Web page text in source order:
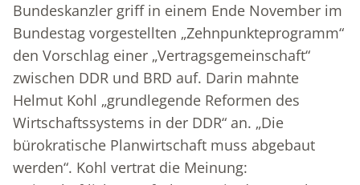
Bundeskanzler griff in einem Ende November im
Bundestag vorgestellten „Zehnpunkteprogramm“
den Vorschlag einer „Vertragsgemeinschaft“
zwischen DDR und BRD auf. Darin mahnte
Helmut Kohl „grundlegende Reformen des
Wirtschaftssystems in der DDR“ an. „Die
bürokratische Planwirtschaft muss abgebaut
werden“. Kohl vertrat die Meinung: